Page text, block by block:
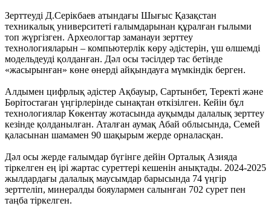
Зерттеуді Д.Серікбаев атындағы Шығыс Қазақстан
техникалық университеті ғалымдарынан құралған ғылыми
топ жүргізген. Археологтар заманауи зерттеу
технологияларын – компьютерлік көру әдістерін, үш өлшемді
модельдеуді қолданған. Дәл осы тәсілдер тас бетінде
«жасырынған» көне өнерді айқындауға мүмкіндік берген.
Алдымен цифрлық әдістер Ақбауыр, Сартынбет, Теректі және
Бөрітостаған үңгірлерінде сынақтан өткізілген. Кейін бұл
технологиялар Көкентау жотасында ауқымды далалық зерттеу
кезінде қолданылған. Аталған аумақ Абай облысында, Семей
қаласынан шамамен 90 шақырым жерде орналасқан.
Дәл осы жерде ғалымдар бүгінге дейін Орталық Азияда
тіркелген ең ірі жартас суреттері кешенін анықтады. 2024-2025
жылдардағы далалық маусымдар барысында 74 үңгір
зерттеліп, минералды бояулармен салынған 702 сурет пен
таңба тіркелген.